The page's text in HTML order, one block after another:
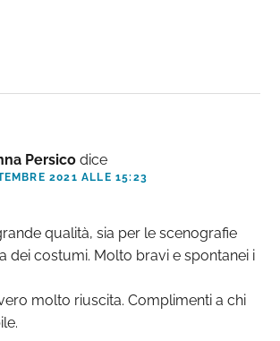
Persico dice
2021 ALLE 15:23
qualità, sia per le scenografie
dei costumi. Molto bravi e spontanei i
molto riuscita. Complimenti a chi